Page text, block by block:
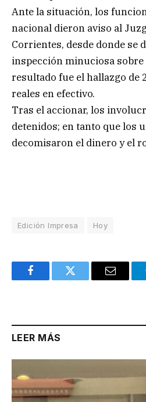
Ante la situación, los
nacional dieron aviso al
Corrientes, desde donde se
inspección minuciosa sobre
resultado fue el hallazgo de
reales en efectivo.
Tras el accionar, los
detenidos; en tanto que los
decomisaron el dinero y el
Edición Impresa Hoy
FacebookTwitter Email
LEER MÁS